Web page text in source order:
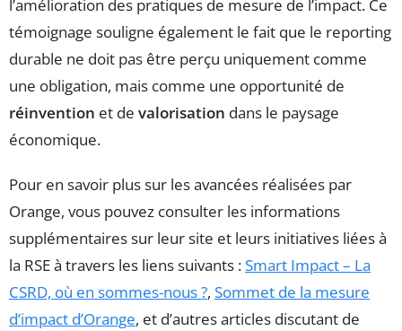
l’amélioration des pratiques de mesure de l’impact. Ce
témoignage souligne également le fait que le reporting
durable ne doit pas être perçu uniquement comme
une obligation, mais comme une opportunité de
réinvention et de valorisation dans le paysage
économique.
Pour en savoir plus sur les avancées réalisées par
Orange, vous pouvez consulter les informations
supplémentaires sur leur site et leurs initiatives liées à
la RSE à travers les liens suivants :Smart Impact – La
CSRD, où en sommes-nous ?, Sommet de la mesure
d’impact d’Orange, et d’autres articles discutant de